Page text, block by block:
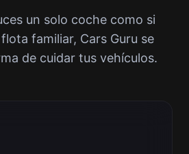
un solo coche como si
familiar, Cars Guru se
de cuidar tus vehículos.